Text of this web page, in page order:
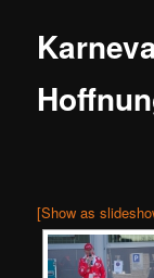
[Show as